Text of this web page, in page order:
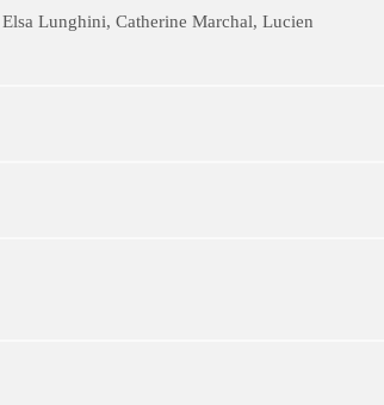
Lunghini, Catherine Marchal, Lucien